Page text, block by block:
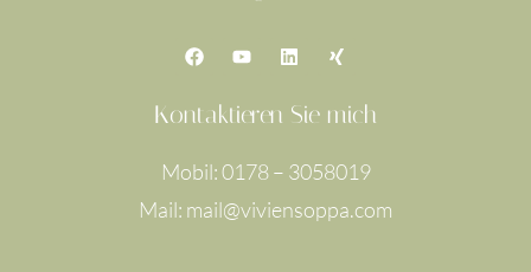
F
a
b
k
Y
o
u
L
i
k
e
n
X
i
Kontaktieren Sie mich
Mobil: 0178 – 3058019
Mail: mail@viviensoppa.com